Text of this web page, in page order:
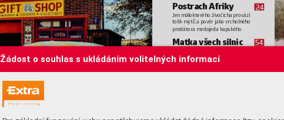
Žádost o souhlas s ukládáním volitelných informací
Postrach Afriky 24
Jen málokterého živočicha provází
tolik mýtů a pověr jako vrcholného
predátora medojeda kapského
Matka všech silnic 54
tínala legendární Route 66. Dnes má
VĚDA A TEC HNIK